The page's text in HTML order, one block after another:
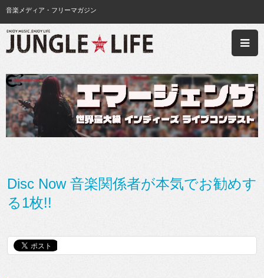
音楽メディア・フリーマガジン
Disc Now 音楽関係者が本気でお勧めす
る1枚!!